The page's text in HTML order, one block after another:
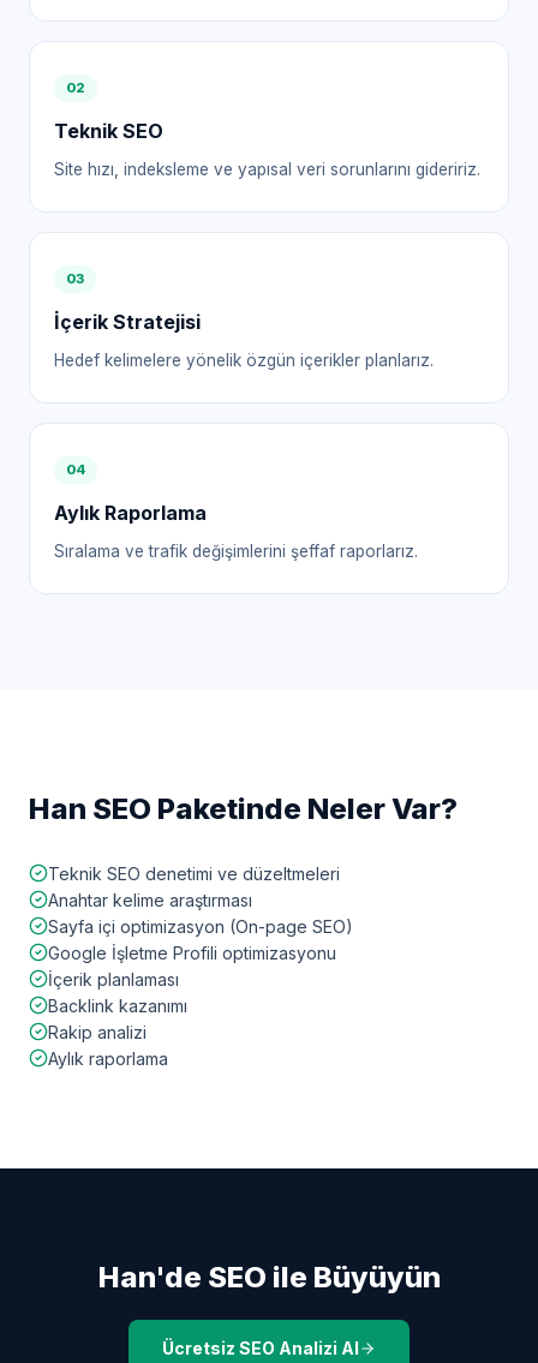
02
Teknik SEO
Site hızı, indeksleme ve yapısal veri sorunlarını gideririz.
03
İçerik Stratejisi
Hedef kelimelere yönelik özgün içerikler planlarız.
04
Aylık Raporlama
Sıralama ve trafik değişimlerini şeffaf raporlarız.
Han SEO Paketinde Neler Var?
Teknik SEO denetimi ve düzeltmeleri
Anahtar kelime araştırması
Sayfa içi optimizasyon (On-page SEO)
Google İşletme Profili optimizasyonu
İçerik planlaması
Backlink kazanımı
Rakip analizi
Aylık raporlama
Han'de SEO ile Büyüyün
Ücretsiz SEO Analizi Al